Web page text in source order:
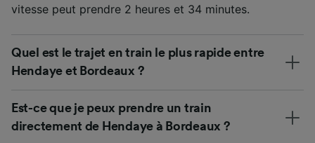
vitesse peut prendre 2 heures et 34 minutes.
Quel est le trajet en train le plus rapide entre
Hendaye et Bordeaux ?
Est-ce que je peux prendre un train
directement de Hendaye à Bordeaux ?